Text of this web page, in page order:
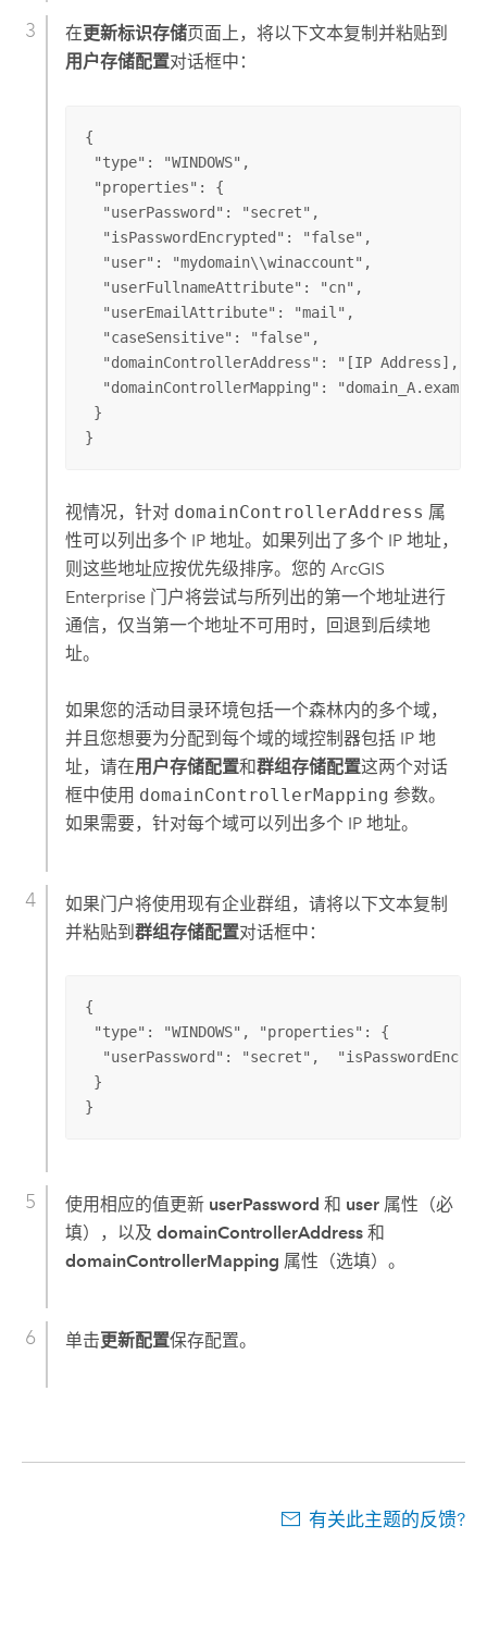
在更新标识存储页面上，将以下文本复制并粘贴到
用户存储配置对话框中：
{
"type": "WINDOWS",
"properties": {
  "userPassword": "secret",
  "isPasswordEncrypted": "false",
  "user": "mydomain\\winaccount",
  "userFullnameAttribute": "cn",
  "userEmailAttribute": "mail",
  "caseSensitive": "false",
"domainControllerAddress": "[IP Address],
"domainControllerMapping":
}
}
视情况，针对 domainControllerAddress 属
性可以列出多个 IP 地址。如果列出了多个 IP 地址，
则这些地址应按优先级排序。您的 ArcGIS
Enterprise门户将尝试与所列出的第一个地址进行
通信，仅当第一个地址不可用时，回退到后续地
址。
如果您的活动目录环境包括一个森林内的多个域，
并且您想要为分配到每个域的域控制器包括 IP 地
址，请在用户存储配置和群组存储配置这两个对话
框中使用 domainControllerMapping 参数。
如果需要，针对每个域可以列出多个 IP 地址。
如果门户将使用现有企业群组，请将以下文本复制
并粘贴到 群组存储配置对话框中：
{
"type": "WINDOWS", "properties": {
"userPassword": "secret",
}
}
使用相应的值更新 userPassword 和 user属性（必
填），以及 domainControllerAddress和
domainControllerMapping 属性（选填）。
单击更新配置保存配置。
有关此主题的反馈?